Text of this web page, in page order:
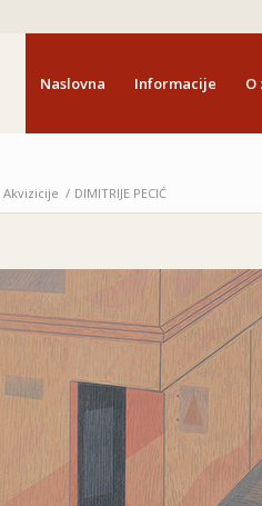
Naslovna Informacije O
Akvizicije / DIMITRIJE PECIĆ